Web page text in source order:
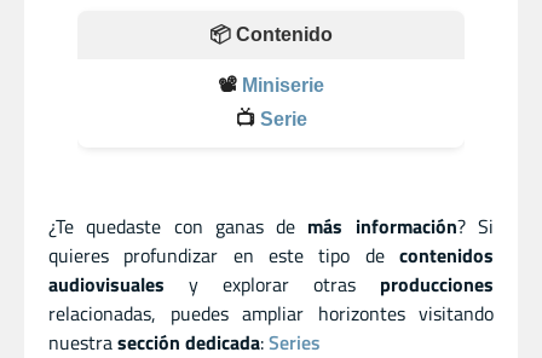
📦 Contenido
📽️ Miniserie
📺 Serie
¿Te quedaste con ganas de más información? Si
quieres profundizar en este tipo de contenidos
audiovisuales y explorar otras producciones
relacionadas, puedes ampliar horizontes visitando
nuestrasección dedicada:Series